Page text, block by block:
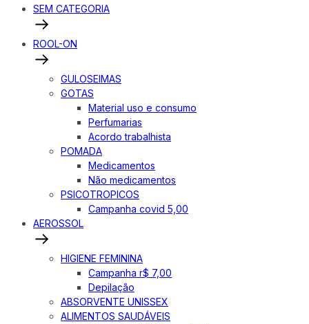
SEM CATEGORIA
ROOL-ON
GULOSEIMAS
GOTAS
Material uso e consumo
Perfumarias
Acordo trabalhista
POMADA
Medicamentos
Não medicamentos
PSICOTROPICOS
Campanha covid 5,00
AEROSSOL
HIGIENE FEMININA
Campanha r$ 7,00
Depilação
ABSORVENTE UNISSEX
ALIMENTOS SAUDÁVEIS